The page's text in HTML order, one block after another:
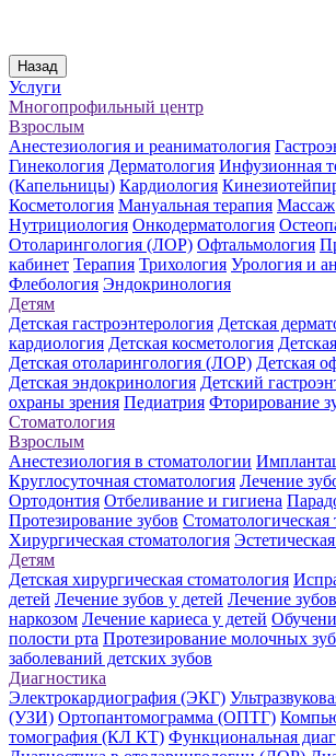
Назад
Услуги
Многопрофильный центр
Взрослым
Анестезиология и реаниматология
Гинекология Дерматология Инфузионная
(Капельницы) Кардиология
Косметология Мануальная терапия Массаж
Нутрициология Онкодерматология
Отоларингология (ЛОР) Офтальмология
кабинет Терапия Трихология Урология и
Флебология Эндокринология
Детям
Детская гастроэнтерология Детская
кардиология Детская косметология
Детская отоларингология (ЛОР) Детская
Детская эндокринология Детский
охраны зрения Педиатрия Фторирование
Стоматология
Взрослым
Анестезиология в стоматологии
Круглосуточная стоматология Лечение
Ортодонтия Отбеливание и гигиена
Протезирование зубов Стоматологическая
Хирургическая стоматология
Детям
Детская хирургическая стоматология
детей Лечение зубов у детей Лечение
наркозом Лечение кариеса у детей
полости рта Протезирование молочных
заболеваний детских зубов
Диагностика
Электрокардиография (ЭКГ)
(УЗИ) Ортопантомограмма (ОПТГ)
томография (КЛ КТ) Функциональная